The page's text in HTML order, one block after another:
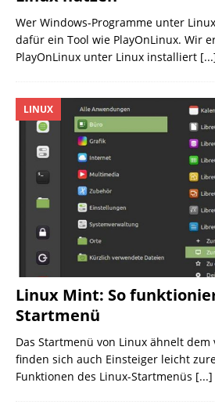
Wer Windows-Programme unter
dafür ein Tool wie PlayOnLinux. Wir
PlayOnLinux unter Linux installiert
Linux Mint: So
Startmenü
LINUX
Das Startmenü von Linux ähnelt dem
finden sich auch Einsteiger leicht
Funktionen des Linux-Startmenüs [...]